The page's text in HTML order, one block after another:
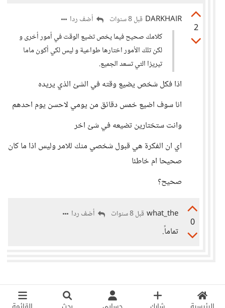
2
DARKHAIR قبل 8 سنوات
أضف ردا
كلامك صحيح فيما يخص تضيع الوقت في أمور أخرى و
لكن تلك الأمور اختارها طواعية و ليس لكي أكون ماما
تيريزا التي تسعد الجميع.
اذا فكل شخص يضيع وقته في الشئ الذي يريده
انا سوف اضيع خمس دقائق من يومي لاحسن يوم احدهم
وانت ستختارين تضيعه في شئ اخر
اي ان الفكرة هي قبول شخصي منك للامر وليس اذا ما كان
صحيحا ام خاطئا
صحيح؟
0
what_the قبل 8 سنوات أضف ردا
تماماً.